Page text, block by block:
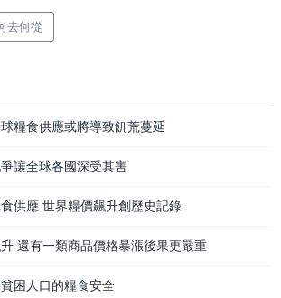
去何從
糧食供應或將導致飢荒蔓延
讓全球各國深受其害
供應 世界糧價飆升創歷史記錄
還有一類商品價格暴漲後果更嚴重
困人口的糧食安全